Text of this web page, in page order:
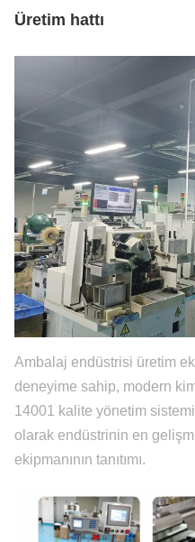
Üretim hattı
Ambalaj endüstrisi üretim
deneyime sahip, modern
14001 kalite yönetim sistemi
olarak endüstrinin en
ekipmanının tanıtımı.